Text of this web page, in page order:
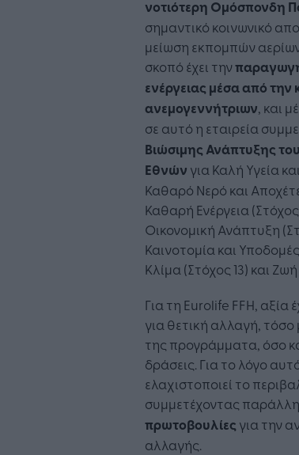
νοτιότερη Ομόσπονδη
σημαντικό κοινωνικό
μείωση εκπομπών
σκοπό έχει την
ενέργειας μέσα από την
ανεμογεννήτριων, και
σε αυτό η εταιρεία
Βιώσιμης Ανάπτυξης
Εθνών για Καλή Υγεία
Καθαρό Νερό και
Καθαρή Ενέργεια
Οικονομική Ανάπτυξη
Καινοτομία και
Κλίμα (Στόχος 13) και
Για τη Eurolife FFH, αξία
για θετική αλλαγή,
της προγράμματα, όσο
δράσεις. Για το λόγο
ελαχιστοποιεί το
συμμετέχοντας
πρωτοβουλίες για την
αλλαγής.